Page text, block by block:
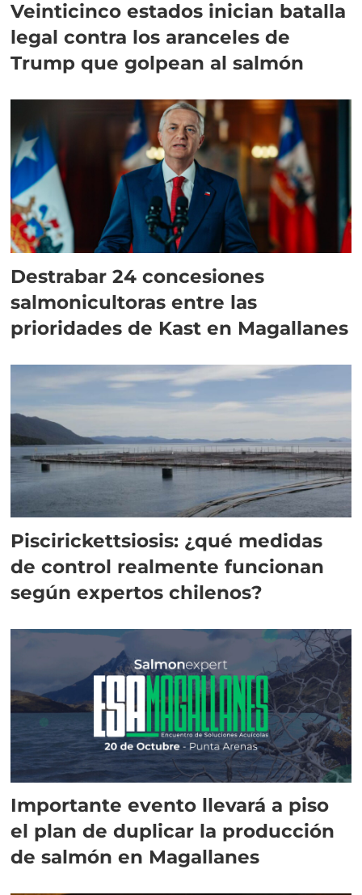
Veinticinco estados inician batalla
legal contra los aranceles de
Trump que golpean al salmón
Destrabar 24 concesiones
salmonicultoras entre las
prioridades de Kast en Magallanes
Piscirickettsiosis: ¿qué medidas
de control realmente funcionan
según expertos chilenos?
Importante evento llevará a piso
el plan de duplicar la producción
de salmón en Magallanes